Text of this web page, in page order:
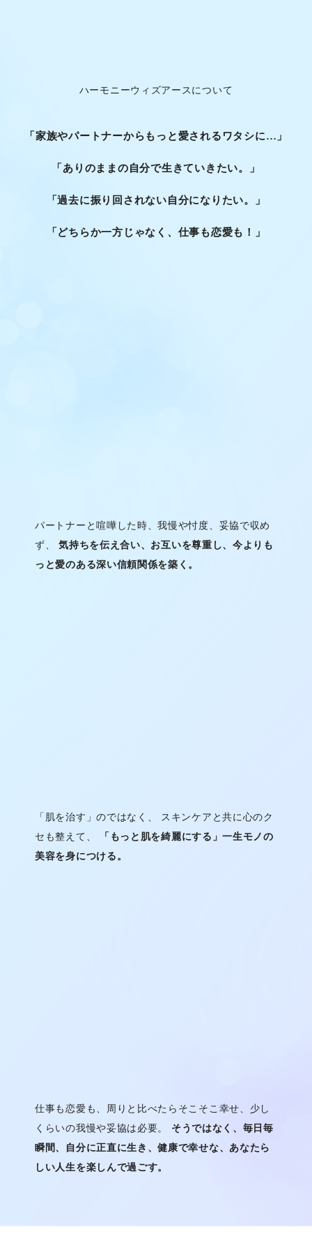
ハーモニーウィズアースについて
「家族やパートナーからもっと愛されるワタシに…」
「ありのままの自分で生きていきたい。」
「過去に振り回されない自分になりたい。」
「どちらか一方じゃなく、仕事も恋愛も！」
パートナーと喧嘩した時、我慢や忖度、妥協で収め
ず、気持ちを伝え合い、お互いを尊重し、今よりも
っと愛のある深い信頼関係を築く。
「肌を治す」のではなく、 スキンケアと共に心のク
セも整えて、
「もっと肌を綺麗にする」一生モノの
美容を身につける。
仕事も恋愛も、周りと比べたらそこそこ幸せ、少し
くらいの我慢や妥協は必要。 そうではなく、毎日毎
瞬間、自分に正直に生き、健康で幸せな、あなたら
しい人生を楽しんで過ごす。